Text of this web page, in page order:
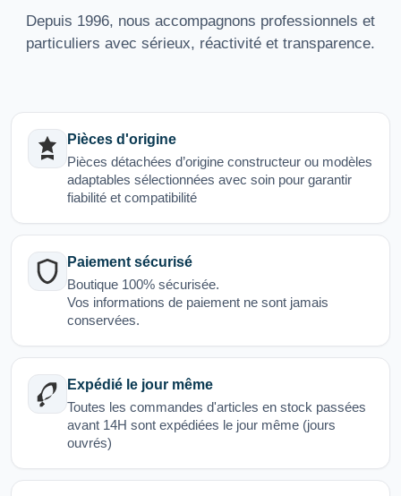
Depuis 1996, nous accompagnons professionnels et
particuliers avec sérieux, réactivité et transparence.
Pièces d'origine
Pièces détachées d’origine constructeur ou modèles
adaptables sélectionnées avec soin pour garantir
fiabilité et compatibilité
Paiement sécurisé
Boutique 100% sécurisée.
Vos informations de paiement ne sont jamais
conservées.
Expédié le jour même
Toutes les commandes d'articles en stock passées
avant 14H sont expédiées le jour même (jours
ouvrés)